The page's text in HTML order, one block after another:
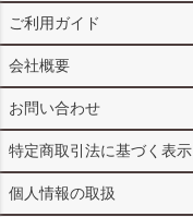
ご利用ガイド
会社概要
お問い合わせ
特定商取引法に基づく表示
個人情報の取扱